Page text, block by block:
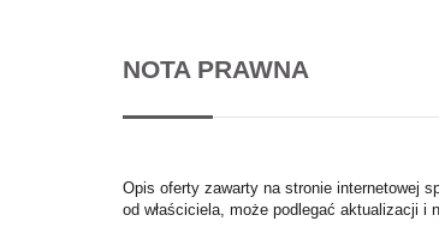
NOTA PRAWNA
Opis oferty zawarty na stronie internetowej
od właściciela, może podlegać aktualizacji i